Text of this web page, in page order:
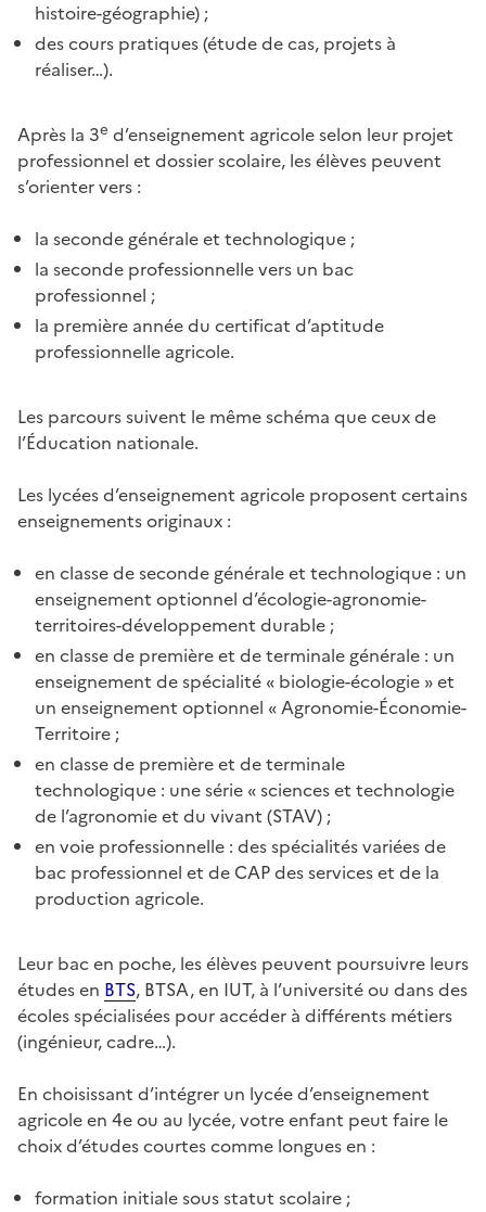
histoire-géographie) ;
des cours pratiques (étude de cas, projets à
réaliser…).
Après la 3e d’enseignement agricole selon leur projet
professionnel et dossier scolaire, les élèves peuvent
s’orienter vers :
la seconde générale et technologique ;
la seconde professionnelle vers un bac
professionnel ;
la première année du certificat d’aptitude
professionnelle agricole.
Les parcours suivent le même schéma que ceux de
l’Éducation nationale.
Les lycées d’enseignement agricole proposent certains
enseignements originaux :
en classe de seconde générale et technologique : un
enseignement optionnel d’écologie-agronomie-
territoires-développement durable ;
en classe de première et de terminale générale : un
enseignement de spécialité « biologie-écologie » et
un enseignement optionnel « Agronomie-Économie-
Territoire ;
en classe de première et de terminale
technologique : une série « sciences et technologie
de l’agronomie et du vivant (STAV) ;
en voie professionnelle : des spécialités variées de
bac professionnel et de CAP des services et de la
production agricole.
Leur bac en poche, les élèves peuvent poursuivre leurs
études en BTS, BTSA, en IUT, à l’université ou dans des
écoles spécialisées pour accéder à différents métiers
(ingénieur, cadre…).
En choisissant d’intégrer un lycée d’enseignement
agricole en 4e ou au lycée, votre enfant peut faire le
choix d’études courtes comme longues en :
formation initiale sous statut scolaire ;